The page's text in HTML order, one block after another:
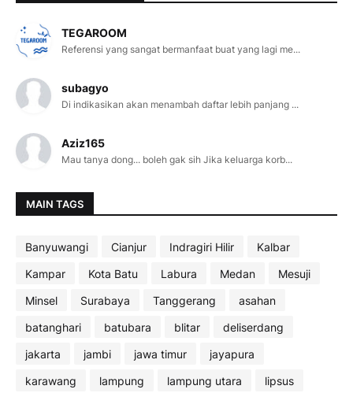
TEGAROOM
Referensi yang sangat bermanfaat buat yang lagi me...
subagyo
Di indikasikan akan menambah daftar lebih panjang ...
Aziz165
Mau tanya dong... boleh gak sih Jika keluarga korb...
MAIN TAGS
Banyuwangi Cianjur Indragiri Hilir
Kalbar
Kampar
Kota Batu Labura Medan
Mesuji
Minsel
Surabaya Tanggerang
asahan
batanghari
batubara blitar
deliserdang
jakarta
jambi jawa timur
jayapura
karawang
lampung lampung utara
lipsus